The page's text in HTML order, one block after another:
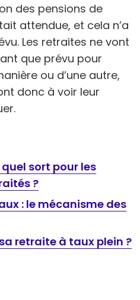
des pensions de
attendue, et cela n’a
Les retraites ne vont
que prévu pour
ou d’une autre,
donc à voir leur
quel sort pour les
?
: le mécanisme des
retraite à taux plein ?